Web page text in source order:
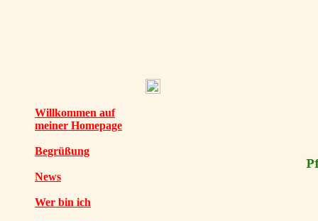
Willkommen auf
meiner Homepage
Begrüßung
News
Wer bin ich